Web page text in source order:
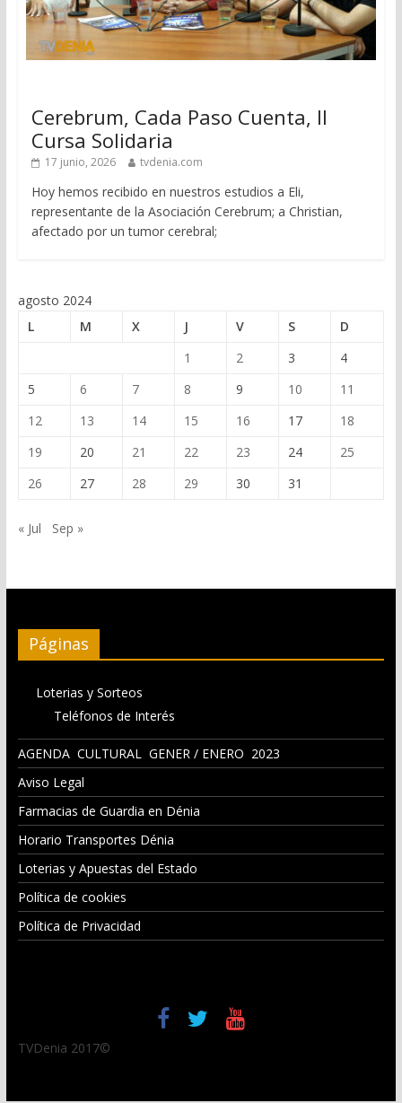
Cerebrum, Cada Paso Cuenta, II
Cursa Solidaria
17 junio, 2026 tvdenia.com
Hoy hemos recibido en nuestros estudios a Eli,
representante de la Asociación Cerebrum; a Christian,
afectado por un tumor cerebral;
agosto 2024
L
M X J V S
D
1
2 3
4
5
6 7 8 9 10
11
12
13 14 15 16 17
18
19
20 21 22 23 24
25
26
27 28 29 30 31
« Jul Sep »
Páginas
Loterias y Sorteos
Teléfonos de Interés
AGENDA CULTURAL GENER / ENERO 2023
Aviso Legal
Farmacias de Guardia en Dénia
Horario Transportes Dénia
Loterias y Apuestas del Estado
Política de cookies
Política de Privacidad
TVDenia 2017©